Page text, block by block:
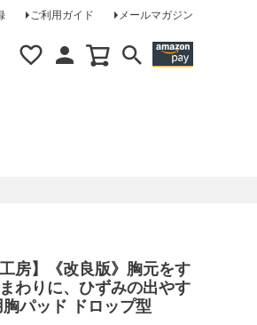
ご利用ガイド メールマガジン
房】《改良版》胸元をす
わりに、ひずみの出やす
パッド ドロップ型